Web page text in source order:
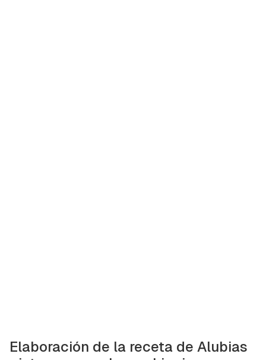
Elaboración de la receta de Alubias